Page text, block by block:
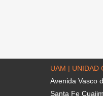
UAM | UNIDAD
Avenida Vasco
Santa Fe